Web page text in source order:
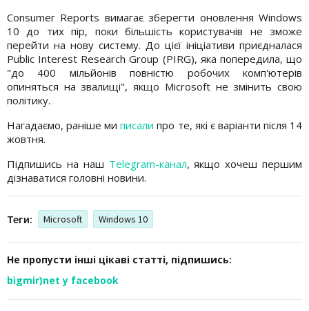
Consumer Reports вимагає зберегти оновлення Windows
10 до тих пір, поки більшість користувачів не зможе
перейти на нову систему. До цієї ініціативи приєдналася
Public Interest Research Group (PIRG), яка попередила, що
"до 400 мільйонів повністю робочих комп'ютерів
опиняться на звалищі", якщо Microsoft не змінить свою
політику.
Нагадаємо, раніше миписали про те, які є варіанти після 14
жовтня.
Підпишись на наш Telegram-канал, якщо хочеш першим
дізнаватися головні новини.
Теги: Microsoft Windows 10
Не пропусти інші цікаві статті, підпишись:
bigmir)net у facebook